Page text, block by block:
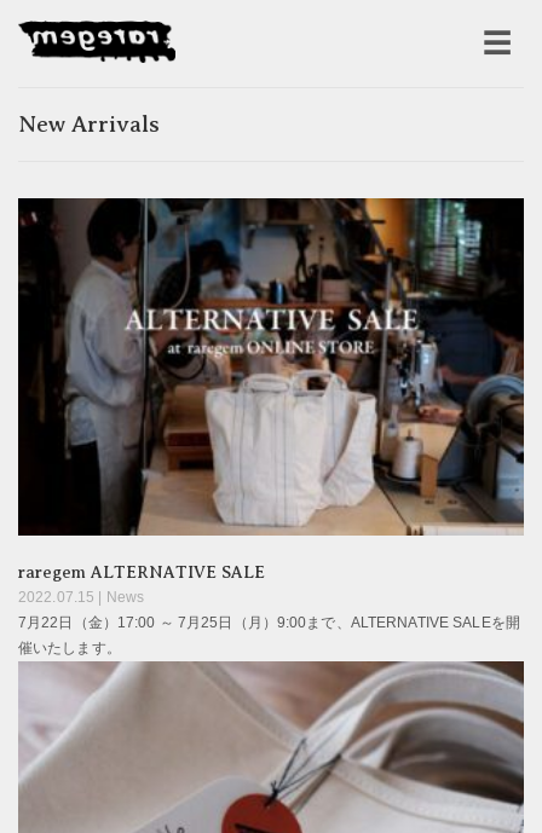
New Arrivals
raregem ALTERNATIVE SALE
2022.07.15 | News
7月22日（金）17:00 ～ 7月25日（月）9:00まで、ALTERNATIVE SALEを開
催いたします。